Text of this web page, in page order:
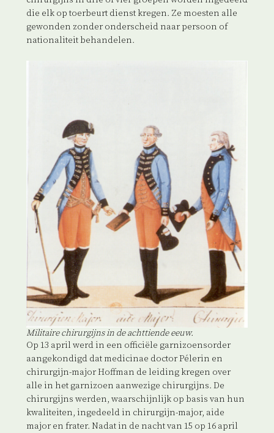
die elk op toerbeurt dienst kregen. Ze moesten alle
gewonden zonder onderscheid naar persoon of
nationaliteit behandelen.
Militaire chirurgijns in de achttiende eeuw.
Op 13 april werd in een officiële garnizoensorder
aangekondigd dat medicinae doctor Pélerin en
chirurgijn-major Hoffman de leiding kregen over
alle in het garnizoen aanwezige chirurgijns. De
chirurgijns werden, waarschijnlijk op basis van hun
kwaliteiten, ingedeeld in chirurgijn-major, aide
major en frater. Nadat in de nacht van 15 op 16 april